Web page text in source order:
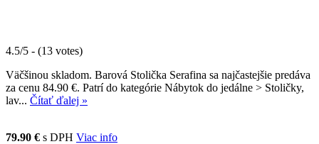
4.5/5 - (13 votes)
Väčšinou skladom. Barová Stolička Serafina sa najčastejšie predáva
za cenu 84.90 €. Patrí do kategórie Nábytok do jedálne > Stoličky,
lav... Čítať ďalej »
79.90 € s DPH Viac info